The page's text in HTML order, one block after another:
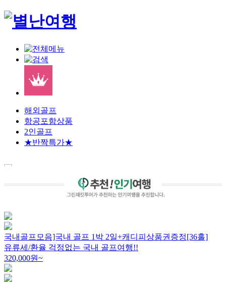
해외골프
항공포함상품
2인골프
★반짝특가★
국내골프모음]국내 골프 1박 2일+캐디피상품권증정[36홀]
유류세/환율 걱정없는 국내 골프여행!!
320,000원~